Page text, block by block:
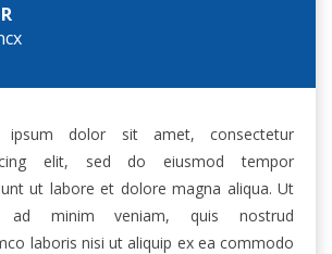
ipsum dolor sit amet, consectetur
elit, sed do eiusmod tempor
ut labore et dolore magna aliqua. Ut
ad minim veniam, quis nostrud
laboris nisi ut aliquip ex ea commodo